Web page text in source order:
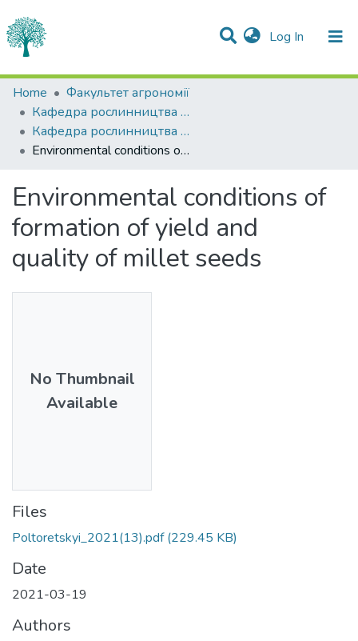
Log In (current)
Statistics
Communities & Collections
All of DSpace
Home
Факультет агрономії
Кафедра рослинництва імені О.І.Зінченка
Кафедра рослинництва імені О.І.Зінченка
Environmental conditions of formation of yield and quality of millet seeds
Environmental conditions of
formation of yield and
quality of millet seeds
No Thumbnail
Available
Files
Poltoretskyi_2021(13).pdf (229.45 KB)
Date
2021-03-19
Authors